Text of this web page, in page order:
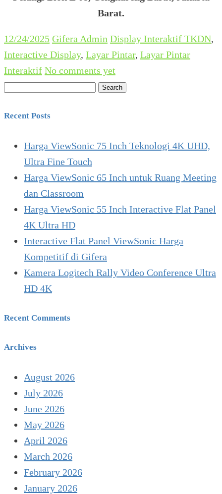
Barat.
12/24/2025 Gifera Admin Display Interaktif TKDN,
Interactive Display, Layar Pintar, Layar Pintar
Interaktif No comments yet
Search
Recent Posts
Harga ViewSonic 75 Inch Teknologi 4K UHD,
Ultra Fine Touch
Harga ViewSonic 65 Inch untuk Ruang Meeting
dan Classroom
Harga ViewSonic 55 Inch Interactive Flat Panel
4K Ultra HD
Interactive Flat Panel ViewSonic Harga
Kompetitif di Gifera
Kamera Logitech Rally Video Conference Ultra
HD 4K
Recent Comments
Archives
August 2026
July 2026
June 2026
May 2026
April 2026
March 2026
February 2026
January 2026